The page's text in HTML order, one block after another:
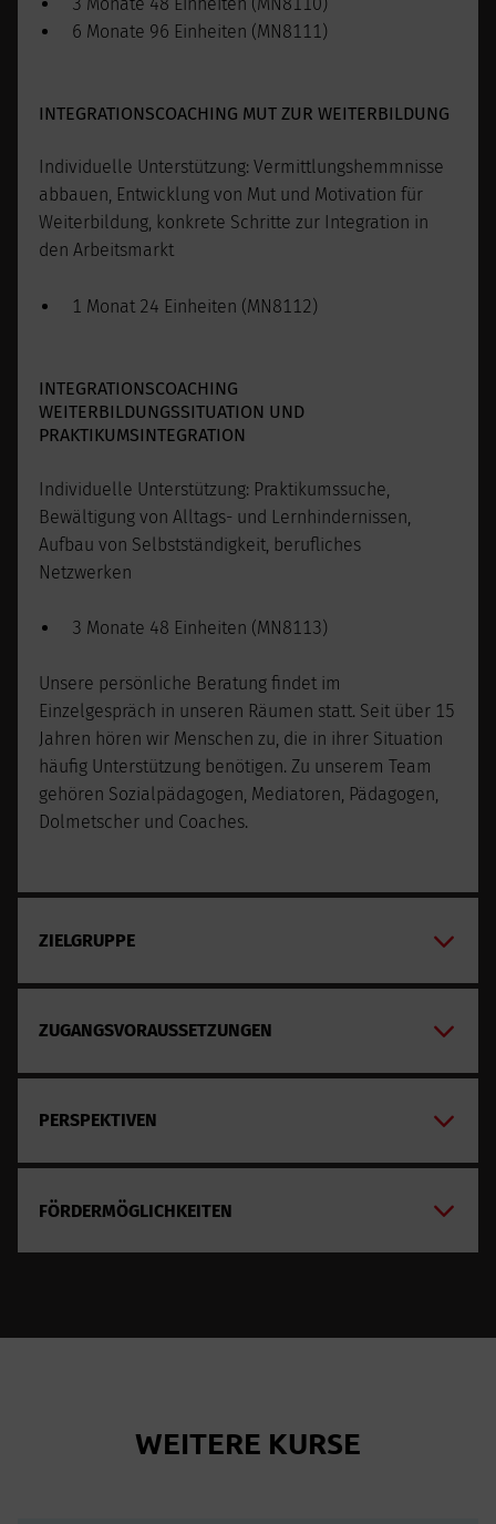
6 Monate 96 Einheiten (MN8111)
INTEGRATIONSCOACHING MUT ZUR WEITERBILDUNG
Individuelle Unterstützung: Vermittlungshemmnisse
abbauen, Entwicklung von Mut und Motivation für
Weiterbildung, konkrete Schritte zur Integration in
den Arbeitsmarkt
1 Monat 24 Einheiten (MN8112)
INTEGRATIONSCOACHING
WEITERBILDUNGSSITUATION UND
PRAKTIKUMSINTEGRATION
Individuelle Unterstützung: Praktikumssuche,
Bewältigung von Alltags- und Lernhindernissen,
Aufbau von Selbstständigkeit, berufliches
Netzwerken
3 Monate 48 Einheiten (MN8113)
Unsere persönliche Beratung findet im
Einzelgespräch in unseren Räumen statt. Seit über 15
Jahren hören wir Menschen zu, die in ihrer Situation
häufig Unterstützung benötigen. Zu unserem Team
gehören Sozialpädagogen, Mediatoren, Pädagogen,
Dolmetscher und Coaches.
ZIELGRUPPE
ZUGANGSVORAUSSETZUNGEN
PERSPEKTIVEN
FÖRDERMÖGLICHKEITEN
WEITERE KURSE